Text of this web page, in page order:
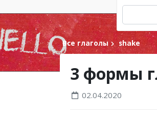
Все глаголы shake
3 формы
02.04.2020